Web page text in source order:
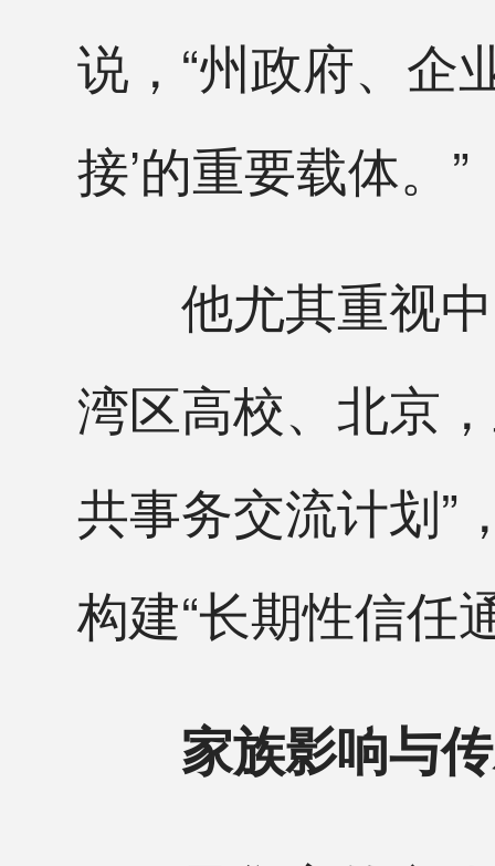
说，“州政府、企
接’的重要载体。”
他尤其重视中
湾区高校、北京
共事务交流计划”
构建“长期性信任
家族影响与传